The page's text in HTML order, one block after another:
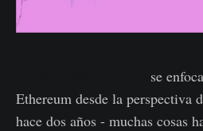
se
Ethereum desde la perspectiva
hace dos años - muchas cosas